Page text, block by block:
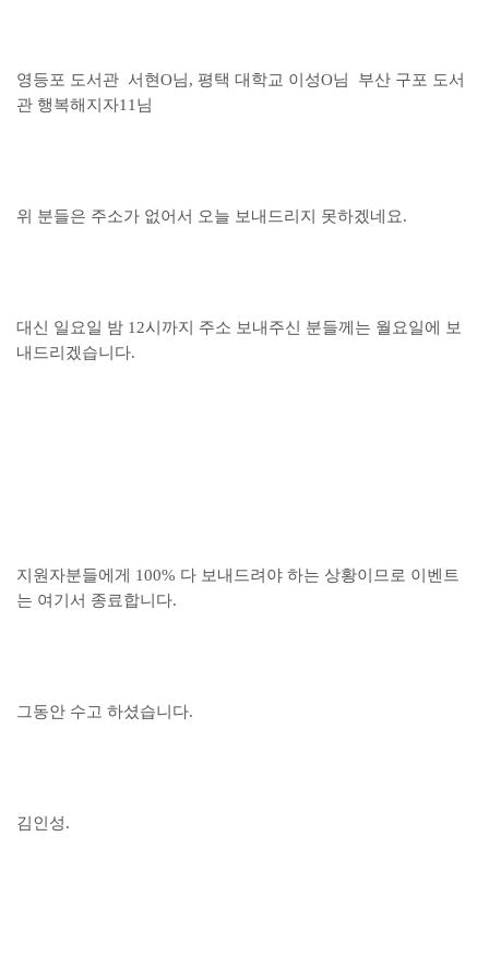
영등포 도서관 서현O님, 평택 대학교 이성O님 부산 구포 도서
관 행복해지자11님
위 분들은 주소가 없어서 오늘 보내드리지 못하겠네요.
대신 일요일 밤 12시까지 주소 보내주신 분들께는 월요일에
보
내드리겠습니다.
지원자분들에게 100% 다 보내드려야 하는 상황이므로 이벤트
는 여기서 종료합니다.
그동안 수고 하셨습니다.
김인성.